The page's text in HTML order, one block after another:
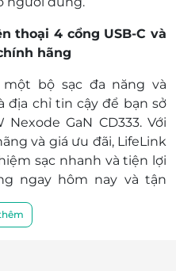
thoại 4 cổng USB-C và
hãng
bộ sạc đa năng và
địa chỉ tin cậy để bạn sở
GaN CD333. Với
và giá ưu đãi, LifeLink
sạc nhanh và tiện lợi
ngay hôm nay và tận
pháp sạc toàn diện!